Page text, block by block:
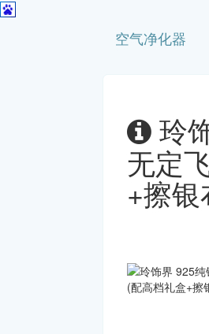
空气净化器
玲
无定
+擦